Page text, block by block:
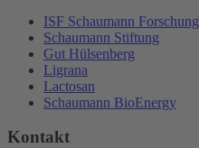
ISF Schaumann Forschung
Schaumann Stiftung
Gut Hülsenberg
Ligrana
Lactosan
Schaumann BioEnergy
Kontakt